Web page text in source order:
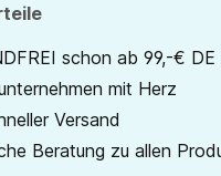
schon ab 99,-€ DE
mit Herz
Versand
Beratung zu allen